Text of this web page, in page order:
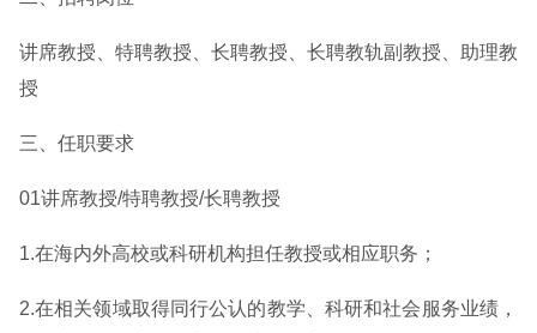
讲席教授、特聘教授、长聘教授、长聘教轨副教授、助理教
授
三、任职要求
01讲席教授/特聘教授/长聘教授
1.在海内外高校或科研机构担任教授或相应职务；
2.在相关领域取得同行公认的教学、科研和社会服务业绩，